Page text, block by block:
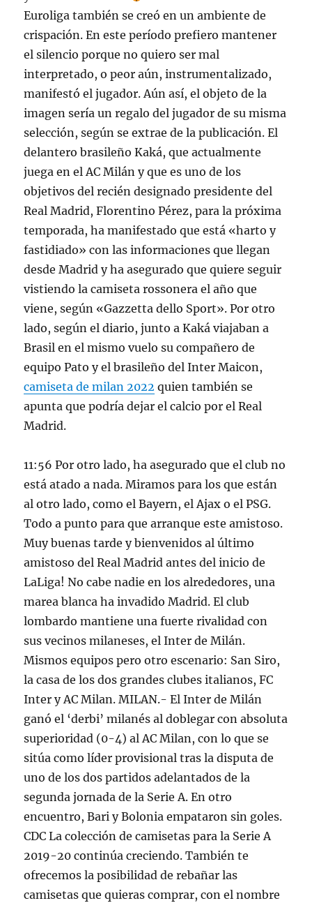
Euroliga también se creó en un ambiente de
crispación. En este período prefiero mantener
el silencio porque no quiero ser mal
interpretado, o peor aún, instrumentalizado,
manifestó el jugador. Aún así, el objeto de la
imagen sería un regalo del jugador de su misma
selección, según se extrae de la publicación. El
delantero brasileño Kaká, que actualmente
juega en el AC Milán y que es uno de los
objetivos del recién designado presidente del
Real Madrid, Florentino Pérez, para la próxima
temporada, ha manifestado que está «harto y
fastidiado» con las informaciones que llegan
desde Madrid y ha asegurado que quiere seguir
vistiendo la camiseta rossonera el año que
viene, según «Gazzetta dello Sport». Por otro
lado, según el diario, junto a Kaká viajaban a
Brasil en el mismo vuelo su compañero de
equipo Pato y el brasileño del Inter Maicon,
camiseta de milan 2022 quien también se
apunta que podría dejar el calcio por el Real
Madrid.
11:56 Por otro lado, ha asegurado que el club no
está atado a nada. Miramos para los que están
al otro lado, como el Bayern, el Ajax o el PSG.
Todo a punto para que arranque este amistoso.
Muy buenas tarde y bienvenidos al último
amistoso del Real Madrid antes del inicio de
LaLiga! No cabe nadie en los alrededores, una
marea blanca ha invadido Madrid. El club
lombardo mantiene una fuerte rivalidad con
sus vecinos milaneses, el Inter de Milán.
Mismos equipos pero otro escenario: San Siro,
la casa de los dos grandes clubes italianos, FC
Inter y AC Milan. MILAN.- El Inter de Milán
ganó el ‘derbi’ milanés al doblegar con absoluta
superioridad (0-4) al AC Milan, con lo que se
sitúa como líder provisional tras la disputa de
uno de los dos partidos adelantados de la
segunda jornada de la Serie A. En otro
encuentro, Bari y Bolonia empataron sin goles.
CDC La colección de camisetas para la Serie A
2019-20 continúa creciendo. También te
ofrecemos la posibilidad de rebañar las
camisetas que quieras comprar, con el nombre